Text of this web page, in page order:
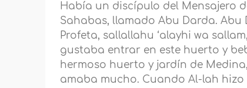
Había un discípulo del Mensajero
Sahabas, llamado Abu Darda.
Profeta, sallallahu ‘alayhi wa
gustaba entrar en este huerto y
hermoso huerto y jardín de
amaba mucho. Cuando Al-lah hizo